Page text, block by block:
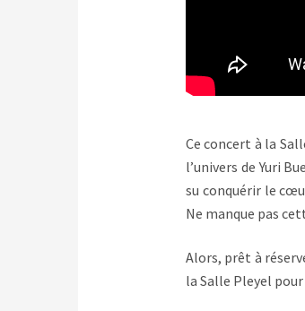
Ce concert à la
l’univers de Yuri
su conquérir le
Ne manque pas
Alors, prêt à
la Salle Pleyel